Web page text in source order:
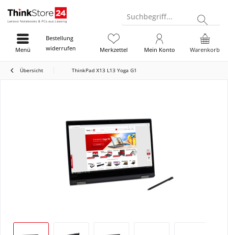
Suchbegriff...
Bestellung
widerrufen
Warenkorb
Merkzettel Mein Konto
Menü
Übersicht ThinkPad X13 L13 Yoga G1